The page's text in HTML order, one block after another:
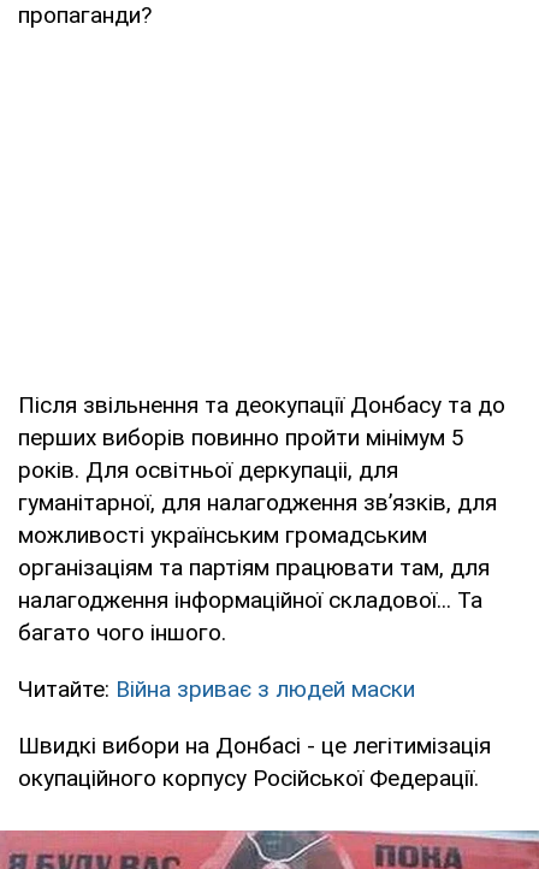
пропаганди?
Після звільнення та деокупації Донбасу та до
перших виборів повинно пройти мінімум 5
років. Для освітньої деркупаціі, для
гуманітарної, для налагодження зв’язків, для
можливості українським громадським
організаціям та партіям працювати там, для
налагодження інформаційної складової... Та
багато чого іншого.
Читайте: Війна зриває з людей маски
Швидкі вибори на Донбасі - це легітимізація
окупаційного корпусу Російської Федерації.